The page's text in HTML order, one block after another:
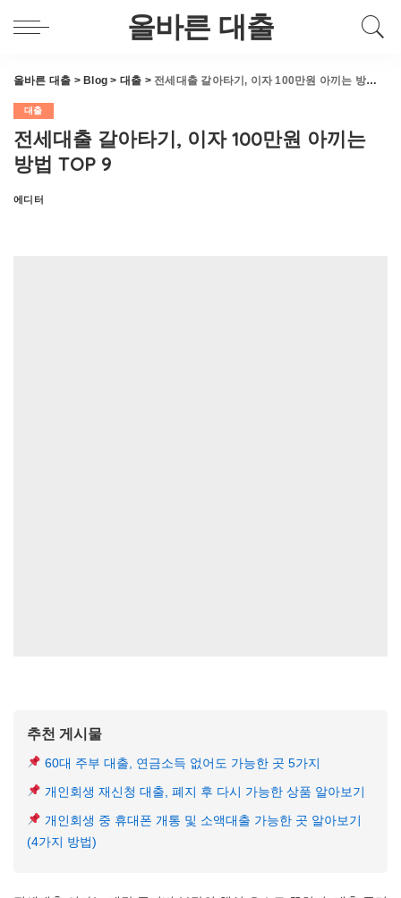
올바른 대출
올바른 대출 > Blog > 대출 > 전세대출 갈아타기, 이자 100만원 아끼는 방법 TOP 9
대출
전세대출 갈아타기, 이자 100만원 아끼는
방법 TOP 9
Posted
에디터
추천 게시물
60대 주부 대출, 연금소득 없어도 가능한 곳 5가지
개인회생 재신청 대출, 폐지 후 다시 가능한 상품 알아보기
개인회생 중 휴대폰 개통 및 소액대출 가능한 곳 알아보기
(4가지 방법)